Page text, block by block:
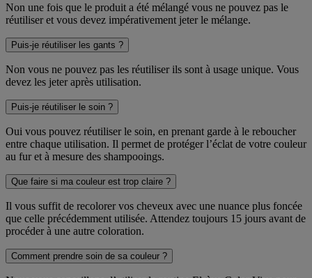
Non une fois que le produit a été mélangé vous ne pouvez pas le
réutiliser et vous devez impérativement jeter le mélange.
Puis-je réutiliser les gants ?
Non vous ne pouvez pas les réutiliser ils sont à usage unique. Vous
devez les jeter après utilisation.
Puis-je réutiliser le soin ?
Oui vous pouvez réutiliser le soin, en prenant garde à le reboucher
entre chaque utilisation. Il permet de protéger l’éclat de votre couleur
au fur et à mesure des shampooings.
Que faire si ma couleur est trop claire ?
Il vous suffit de recolorer vos cheveux avec une nuance plus foncée
que celle précédemment utilisée. Attendez toujours 15 jours avant de
procéder à une autre coloration.
Comment prendre soin de sa couleur ?